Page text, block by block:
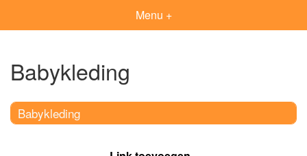
Menu +
Babykleding
Babykleding